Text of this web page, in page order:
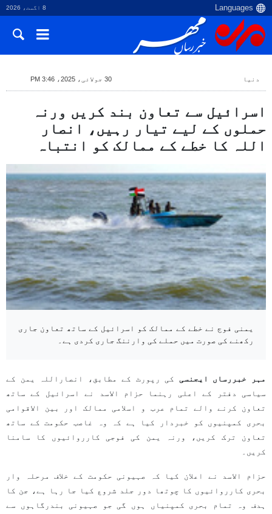
8 اگست، 2026
دنیا 30 جولائی، 2025، 3:46 PM
اسرائیل سے تعاون بند کریں ورنہ
حملوں کے لیے تیار رہیں، انصار
اللہ کا خطے کے ممالک کو انتباہ
یمنی فوج نے خطے کے ممالک کو اسرائیل کے ساتھ تعاون جاری
رکھنے کی صورت میں حملے کی وارننگ جاری کردی ہے۔
مہر خبررساں ایجنسی کی رپورٹ کے مطابق، انصاراللہ یمن کے
سیاسی دفتر کے اعلی رہنما حزام الاسد نے اسرائیل کے ساتھ
تعاون کرنے والے تمام عرب و اسلامی ممالک اور بین الاقوامی
بحری کمپنیوں کو خبردار کیا ہے کہ وہ غاصب حکومت کے ساتھ
تعاون ترک کریں، ورنہ یمن کی فوجی کارروائیوں کا سامنا
کریں۔
حزام الاسد نے اعلان کیا کہ صہیونی حکومت کے خلاف مرحلہ وار
بحری کارروائیوں کا چوتھا دور جلد شروع کیا جا رہا ہے، جن کا
ہدف وہ تمام بحری کمپنیاں ہوں گی جو صہیونی بندرگاہوں سے